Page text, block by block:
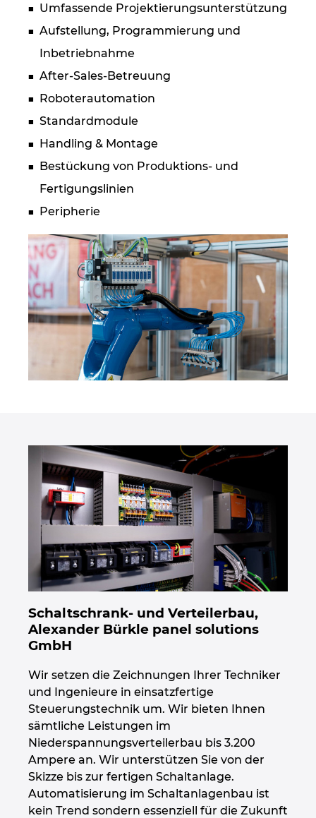
Umfassende Projektierungsunterstützung
Aufstellung, Programmierung und
Inbetriebnahme
After-Sales-Betreuung
Roboterautomation
Standardmodule
Handling & Montage
Bestückung von Produktions- und
Fertigungslinien
Peripherie
Schaltschrank- und Verteilerbau,
Alexander Bürkle panel solutions
GmbH
Wir setzen die Zeichnungen Ihrer Techniker
und Ingenieure in einsatzfertige
Steuerungstechnik um. Wir bieten Ihnen
sämtliche Leistungen im
Niederspannungsverteilerbau bis 3.200
Ampere an. Wir unterstützen Sie von der
Skizze bis zur fertigen Schaltanlage.
Automatisierung im Schaltanlagenbau ist
kein Trend sondern essenziell für die Zukunft